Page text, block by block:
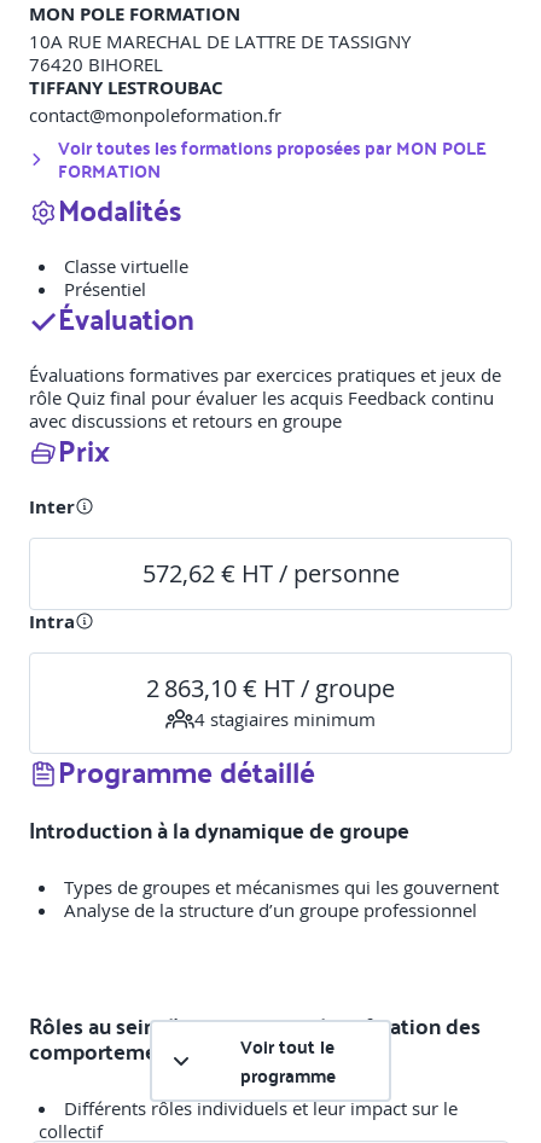
MON POLE FORMATION
10A RUE MARECHAL DE LATTRE DE TASSIGNY
76420 BIHOREL
TIFFANY LESTROUBAC
contact@monpoleformation.fr
Voir toutes les formations proposées parMON POLE
FORMATION
Modalités
Classe virtuelle
Présentiel
Évaluation
Évaluations formatives par exercices pratiques et jeux de
rôle Quiz final pour évaluer les acquis Feedback continu
avec discussions et retours en groupe
Prix
Inter
572,62 € HT / personne
Intra
2 863,10 € HT / groupe
4 stagiaires minimum
Programme détaillé
Introduction à la dynamique de groupe
Types de groupes et mécanismes qui les gouvernent
Analyse de la structure d’un groupe professionnel
Rôles au sein d’un groupe et identification des
comportements
Différents rôles individuels et leur impact sur le
collectif
Voir tout le
programme